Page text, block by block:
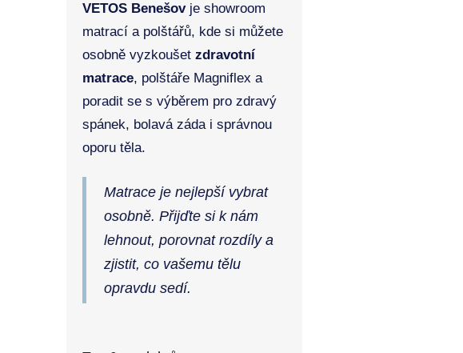
VETOS Benešovje showroom
matrací a polštářů, kde si můžete
osobně vyzkoušet zdravotní
matrace, polštáře Magniflex a
poradit se s výběrem pro zdravý
spánek, bolavá záda i správnou
oporu těla.
Matrace je nejlepší vybrat
osobně. Přijďte si k nám
lehnout, porovnat rozdíly a
zjistit, co vašemu tělu
opravdu sedí.